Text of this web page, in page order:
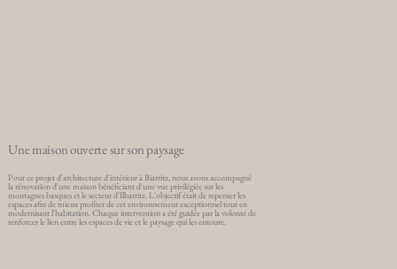
Une maison ouverte sur son paysage
Pour ce projet d'architecture d'intérieur à Biarritz, nous avons accompagné
la rénovation d'une maison bénéficiant d'une vue privilégiée sur les
montagnes basques et le secteur d'Ilbarritz. L'objectif était de repenser les
espaces afin de mieux profiter de cet environnement exceptionnel tout en
modernisant l'habitation. Chaque intervention a été guidée par la volonté de
renforcer le lien entre les espaces de vie et le paysage qui les entoure.